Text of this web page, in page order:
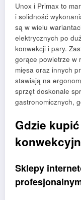
Unox i Primax to
i solidność
są w wielu
elektrycznych po
konwekcji i pary.
gorące powietrze w
mięsa oraz innych
stawiają na
sprzęt doskonale
gastronomicznych,
Gdzie
Sklepy